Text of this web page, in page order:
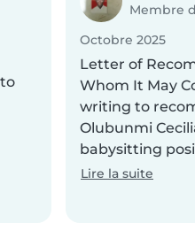
Membre
Octobre 2025
Letter of
Whom It May
writing to
Olubunmi
babysitting
Lire la suite